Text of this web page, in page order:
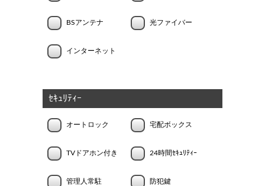
BSアンテナ 光ファイバー
インターネット
ｾｷｭﾘﾃｨｰ
オートロック 宅配ボックス
TVドアホン付き 24時間ｾｷｭﾘﾃｨｰ
管理人常駐 防犯鍵